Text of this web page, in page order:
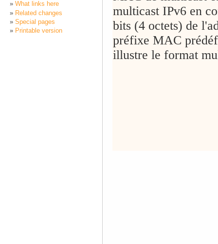
multicast IPv6 en
bits (4 octets) de
préfixe MAC
illustre le format
What links here
Related changes
Special pages
Printable version